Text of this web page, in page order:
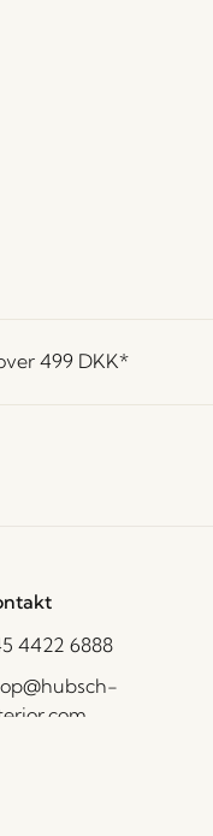
499 DKK*
4422 6888